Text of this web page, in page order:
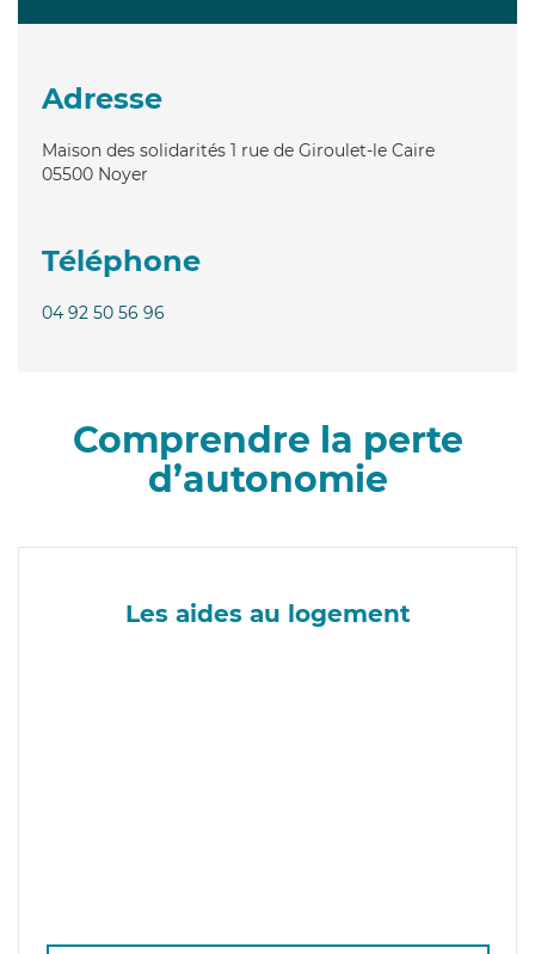
Adresse
Maison des solidarités 1 rue de Giroulet-le Caire
05500 Noyer
Téléphone
04 92 50 56 96
Comprendre la perte
d’autonomie
Les aides au logement